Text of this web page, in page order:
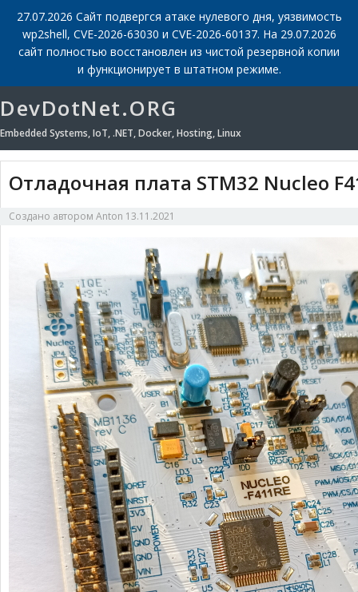
27.07.2026 Сайт подвергся атаке нулевого дня, уязвимость
wp2shell, CVE-2026-63030 и CVE-2026-60137. На 29.07.2026
сайт полностью восстановлен из чистой резервной копии
и функционирует в штатном режиме.
DevDotNet.ORG
Embedded Systems, IoT, .NET, Docker, Hosting, Linux
Отладочная плата STM32 Nucleo
Создано автором Anton 13.11.2021